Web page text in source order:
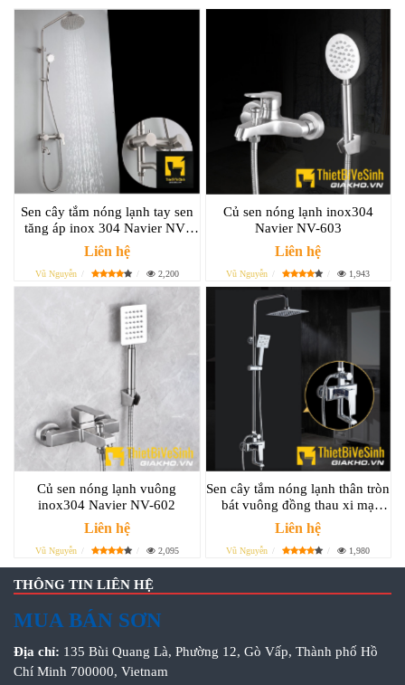
Sen cây tắm nóng lạnh tay sen
tăng áp inox 304 Navier NV-
805TA
Liên hệ
Vũ Nguyễn 2,200
Củ sen nóng lạnh inox304
Navier NV-603
Liên hệ
Vũ Nguyễn 1,943
Củ sen nóng lạnh vuông
inox304 Navier NV-602
Liên hệ
Vũ Nguyễn 2,095
Sen cây tắm nóng lạnh thân tròn
bát vuông đồng thau xi mạ
crome Navier NV-807
Liên hệ
Vũ Nguyễn 1,980
THÔNG TIN LIÊN HỆ
MUA BÁN SƠN
Địa chỉ: 135 Bùi Quang Là, Phường 12, Gò Vấp, Thành phố Hồ
Chí Minh 700000, Vietnam